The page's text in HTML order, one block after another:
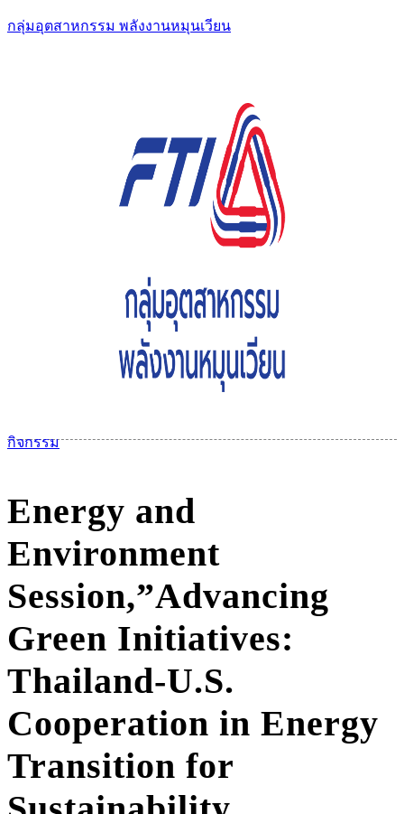
กลุ่มอุตสาหกรรม พลังงานหมุนเวียน
เ
กิจกรรม
Energy and
Environment
Session,”Advancing
Green Initiatives:
Thailand-U.S.
Cooperation in Energy
Transition for